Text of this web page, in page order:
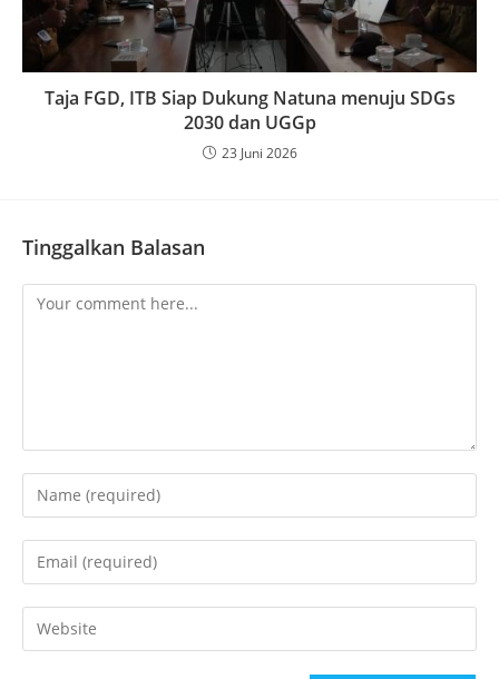
Taja FGD, ITB Siap Dukung Natuna menuju SDGs
2030 dan UGGp
23 Juni 2026
Tinggalkan Balasan